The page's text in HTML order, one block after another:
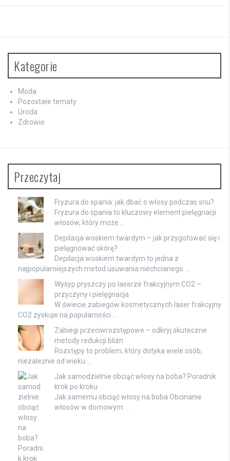
Kategorie
Moda
Pozostałe tematy
Uroda
Zdrowie
Przeczytaj
Fryzura do spania: jak dbać o włosy podczas snu?
Fryzura do spania to kluczowy element pielęgnacji
włosów, który może …
Depilacja woskiem twardym – jak przygotować się i
pielęgnować skórę?
Depilacja woskiem twardym to jedna z
najpopularniejszych metod usuwania niechcianego …
Wysyp pryszczy po laserze frakcyjnym CO2 –
przyczyny i pielęgnacja
W świecie zabiegów kosmetycznych laser frakcyjny
CO2 zyskuje na popularności …
Zabiegi przeciwrozstępowe – odkryj skuteczne
metody redukcji blizn
Rozstępy to problem, który dotyka wiele osób,
niezależnie od wieku …
Jak samodzielnie obciąć włosy na boba? Poradnik
krok po kroku
Jak samemu obciąć włosy na boba Obcinanie
włosów w domowym …